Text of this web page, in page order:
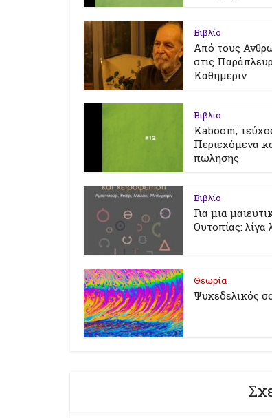
Βιβλίο
Από τους
στις
Καθημεριν
Βιβλίο
Kaboom,
Περιεχόμενα
πώλησης
Βιβλίο
Για μια
Ουτοπίας: λίγα
Θεωρία
Ψυχεδελικός